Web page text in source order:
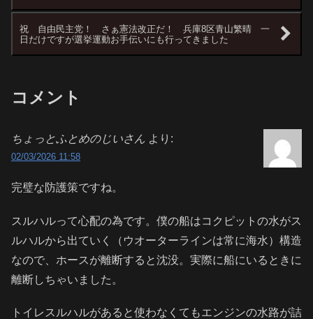
祝 自由民主党！ さぁ憲法改正だ！ 兵庫8区青山繁晴 一
日だけですが選挙運動お手伝いにも行ってきました
コメント
ちょっとふとめのじいさん より:
02/03/2026 11:58
完璧な防護策ですね。
スルハルって心配の為です。僕の船はコクピットの水がス
ルハルから出ていく（ウオーターラインは常に海水）構造
なので、ホースが離断すると沈没。実際に船にいるときに
離断しちゃいました。
トイレスルハルがあると使わなくてもエンジンの水路が詰